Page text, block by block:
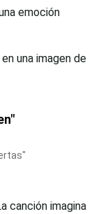
emoción
una imagen de
canción imagina